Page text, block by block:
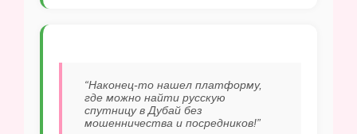
“Наконец-то нашел платформу,
где можно найти русскую
спутницу в Дубай без
мошенничества и посредников!”